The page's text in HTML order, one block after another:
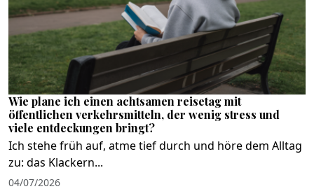
Wie plane ich einen achtsamen reisetag mit
öffentlichen verkehrsmitteln, der wenig stress und
viele entdeckungen bringt?
Ich stehe früh auf, atme tief durch und höre dem Alltag
zu: das Klackern...
04/07/2026